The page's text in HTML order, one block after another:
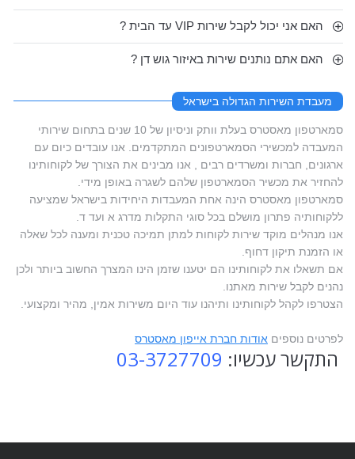
האם אני יכול לקבל שירות VIP עד הבית ?
האם אתם נותנים שירות באיזור גוש דן ?
מעבדת השירות הגדולה בישראל
סמארטפון מאסטרס בעלת וותק וניסיון של 10 שנים בתחום שירותי
המעבדה למכשירי הסמארטפונים המתקדמים. אנו עובדים כיום עם
ארגונים, חברות ומשרדים רבים , אנו מבינים את הצורך של לקוחותינו
להחזיר את מכשיר הסמארטפון שלהם לשגרה באופן מידי.
סמארטפון מאסטרס הינה אחת המעבדות היחידות בישראל שמציעה
ללקוחותיה פתרון מושלם בכל סוגי התקלות מדרג א ועד ד.
אנו מנהלים מוקד שירות לקוחות למתן תמיכה טכנית ומענה לכל שאלה
או הזמנת תיקון דחוף.
אם תשאלו את לקוחותינו הם יטענו שזמן הינו המצרך החשוב ביותר ולכן
נהנים לקבל שירות מאתנו.
הצטרפו לקהל לקוחותינו ותיהנו עוד היום משירות אמין, מהיר ומקצועי.
לפרטים נוספים אודות חברת אייפון מאסטרס
התקשר עכשיו: 03-3727709